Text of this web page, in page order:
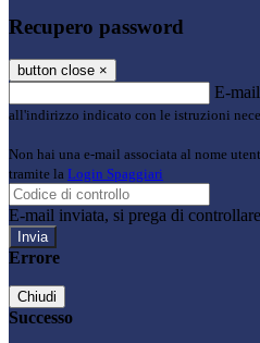
Recupero password
button close ×
E-mail
all'indirizzo indicato con le istruzioni
Non hai una e-mail associata al nome
tramite la Login Spaggiari
E-mail inviata, si prega di
Errore
Chiudi
Successo